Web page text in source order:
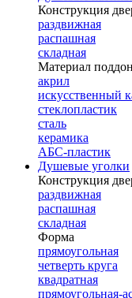
Конструкция
раздвижная
распашная
складная
Материал
акрил
искусственный
стеклопластик
сталь
керамика
АБС-пластик
Душевые уголки
Конструкция
раздвижная
распашная
складная
Форма
прямоугольная
четверть круга
квадратная
прямоугольная-